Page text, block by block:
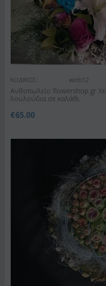
ΚΩΔΙΚΟΣ: winb12
Ανθοπωλείο flowershop.gr
λουλούδια σε καλάθι.
€65.00